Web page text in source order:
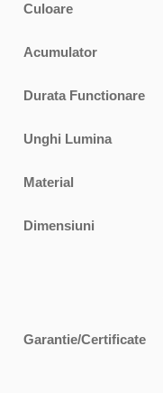
Culoare
Acumulator
Durata Functionare
Unghi Lumina
Material
Dimensiuni
Garantie/Certificate